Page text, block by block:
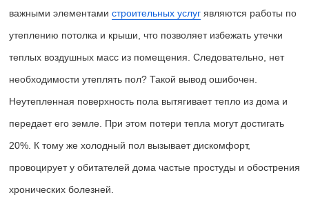
важными элементами строительных услуг являются работы по
утеплению потолка и крыши, что позволяет избежать утечки
теплых воздушных масс из помещения. Следовательно, нет
необходимости утеплять пол? Такой вывод ошибочен.
Неутепленная поверхность пола вытягивает тепло из дома и
передает его земле. При этом потери тепла могут достигать
20%. К тому же холодный пол вызывает дискомфорт,
провоцирует у обитателей дома частые простуды и обострения
хронических болезней.